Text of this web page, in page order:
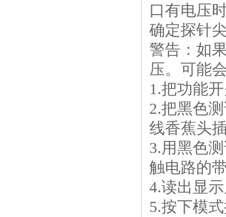
口有电压
确定探针
警告：如
压。可能
1.把功能
2.把黑色
线香蕉头
3.用黑色
触电路的
4.读出显
5.按下模